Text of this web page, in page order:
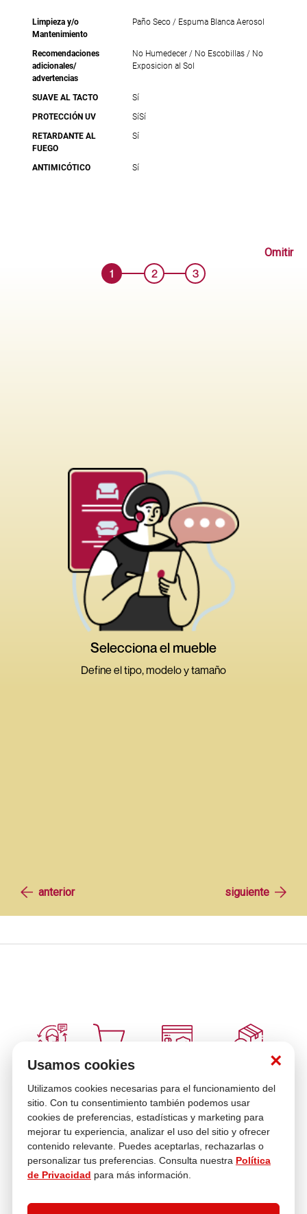
×
Usamos cookies
Utilizamos cookies necesarias para el funcionamiento del
sitio. Con tu consentimiento también podemos usar
cookies de preferencias, estadísticas y marketing para
mejorar tu experiencia, analizar el uso del sitio y ofrecer
contenido relevante. Puedes aceptarlas, rechazarlas o
personalizar tus preferencias. Consulta nuestra Política
de Privacidad para más información.
Limpieza y/o
Mantenimiento
Paño Seco / Espuma Blanca Aerosol
Recomendaciones
adicionales/
advertencias
No Humedecer / No Escobillas / No
Exposicion al Sol
SUAVE AL TACTO
Sí
PROTECCIÓN UV
SíSí
RETARDANTE AL
FUEGO
Sí
ANTIMICÓTICO Sí
Venta
Compra con
Asesoría
En tus compras
¿Necesitas ayuda con tu compra?